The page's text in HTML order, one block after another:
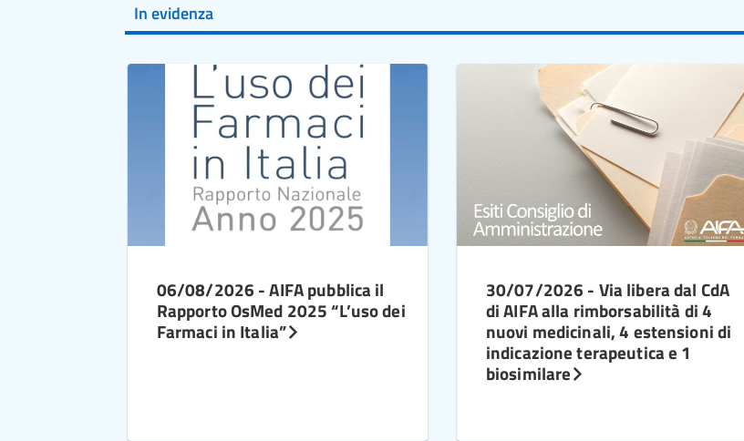
In evidenza
06/08/2026 - AIFA pubblica il
Rapporto OsMed 2025 “L’uso dei
Farmaci in Italia”
30/07/2026 - Via libera dal CdA
di AIFA alla rimborsabilità di 4
nuovi medicinali, 4 estensioni di
indicazione terapeutica e 1
biosimilare